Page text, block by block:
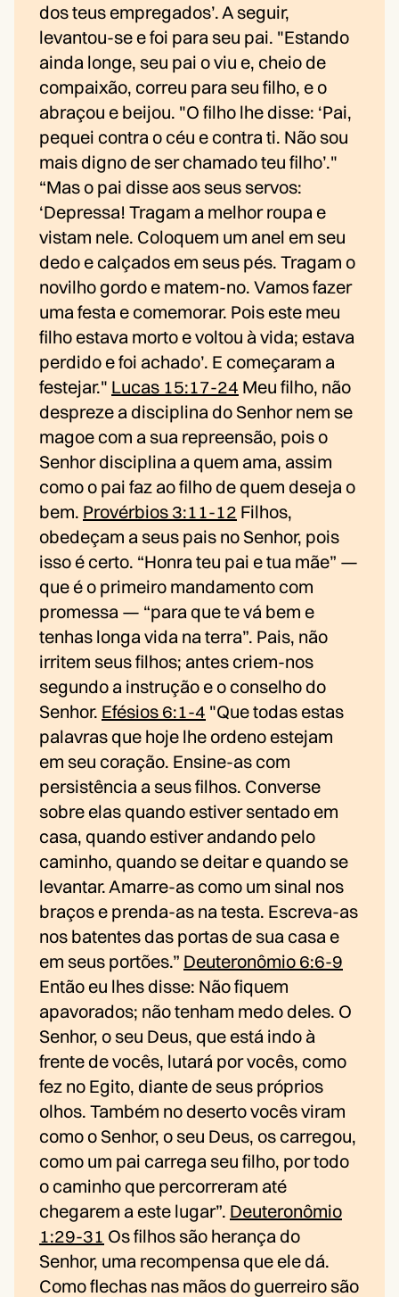
dos teus empregados’. A seguir,
levantou-se e foi para seu pai. "Estando
ainda longe, seu pai o viu e, cheio de
compaixão, correu para seu filho, e o
abraçou e beijou. "O filho lhe disse: ‘Pai,
pequei contra o céu e contra ti. Não sou
mais digno de ser chamado teu filho’."
“Mas o pai disse aos seus servos:
‘Depressa! Tragam a melhor roupa e
vistam nele. Coloquem um anel em seu
dedo e calçados em seus pés. Tragam o
novilho gordo e matem-no. Vamos fazer
uma festa e comemorar. Pois este meu
filho estava morto e voltou à vida; estava
perdido e foi achado’. E começaram a
festejar." Lucas 15:17-24 Meu filho, não
despreze a disciplina do Senhor nem se
magoe com a sua repreensão, pois o
Senhor disciplina a quem ama, assim
como o pai faz ao filho de quem deseja o
bem. Provérbios 3:11-12 Filhos,
obedeçam a seus pais no Senhor, pois
isso é certo. “Honra teu pai e tua mãe” —
que é o primeiro mandamento com
promessa — “para que te vá bem e
tenhas longa vida na terra”. Pais, não
irritem seus filhos; antes criem-nos
segundo a instrução e o conselho do
Senhor. Efésios 6:1-4 "Que todas estas
palavras que hoje lhe ordeno estejam
em seu coração. Ensine-as com
persistência a seus filhos. Converse
sobre elas quando estiver sentado em
casa, quando estiver andando pelo
caminho, quando se deitar e quando se
levantar. Amarre-as como um sinal nos
braços e prenda-as na testa. Escreva-as
nos batentes das portas de sua casa e
em seus portões.” Deuteronômio 6:6-9
Então eu lhes disse: Não fiquem
apavorados; não tenham medo deles. O
Senhor, o seu Deus, que está indo à
frente de vocês, lutará por vocês, como
fez no Egito, diante de seus próprios
olhos. Também no deserto vocês viram
como o Senhor, o seu Deus, os carregou,
como um pai carrega seu filho, por todo
o caminho que percorreram até
chegarem a este lugar”. Deuteronômio
1:29-31 Os filhos são herança do
Senhor, uma recompensa que ele dá.
Como flechas nas mãos do guerreiro são